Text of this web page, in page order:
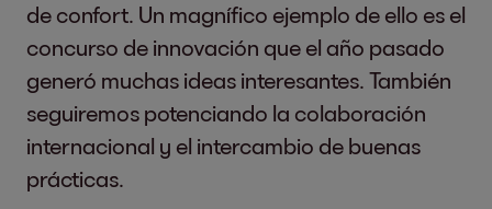
de confort. Un magnífico ejemplo de ello es el
concurso de innovación que el año pasado
generó muchas ideas interesantes. También
seguiremos potenciando la colaboración
internacional y el intercambio de buenas
prácticas.